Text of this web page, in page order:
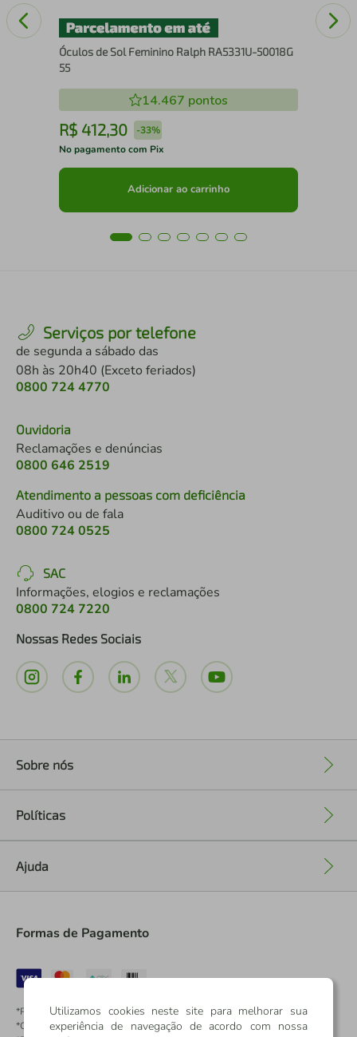
Óculos de Sol Feminino Ralph RA5331U-50018G
55
14.467 pontos
R$ 412,30 -33%
No pagamento com Pix
Adicionar ao carrinho
Serviços por telefone
de segunda a sábado das
08h às 20h40 (Exceto feriados)
0800 724 4770
Ouvidoria
Reclamações e denúncias
0800 646 2519
Atendimento a pessoas com deficiência
Auditivo ou de fala
0800 724 0525
SAC
Informações, elogios e reclamações
0800 724 7220
Nossas Redes Sociais
Sobre nós
Políticas
Ajuda
Formas de Pagamento
*Pontos dos Cartões Sicredi
*Cartões Sicredi
Utilizamos cookies neste site para melhorar sua
experiência de navegação de acordo com nossa